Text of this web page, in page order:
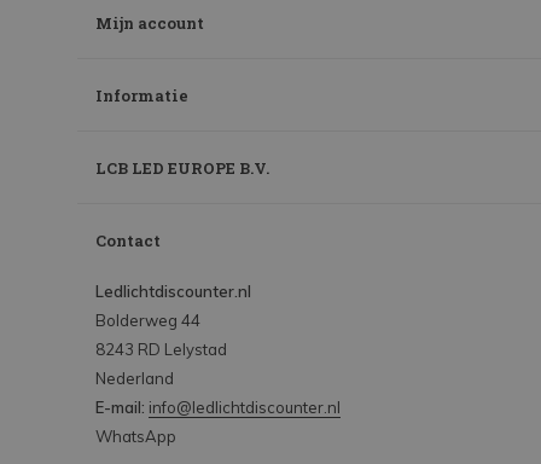
Mijn account
Informatie
LCB LED EUROPE B.V.
Contact
Ledlichtdiscounter.nl
Bolderweg 44
8243 RD Lelystad
Nederland
E-mail: info@ledlichtdiscounter.nl
WhatsApp